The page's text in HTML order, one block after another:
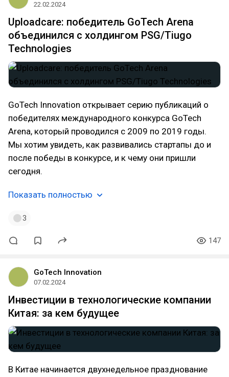
22.02.2024
Uploadcare: победитель GoTech Arena
объединился с холдингом PSG/Tiugo
Technologies
GoTech Innovation открывает серию публикаций о
победителях международного конкурса GoTech
Arena, который проводился с 2009 по 2019 годы.
Мы хотим увидеть, как развивались стартапы до и
после победы в конкурсе, и к чему они пришли
сегодня.
Показать полностью
3
147
GoTech Innovation
07.02.2024
Инвестиции в технологические компании
Китая: за кем будущее
В Китае начинается двухнедельное празднование